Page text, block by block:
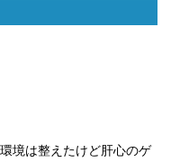
境は整えたけど肝心のゲ